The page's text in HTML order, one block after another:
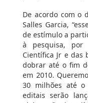
De acordo com o
Salles Garcia,
de estímulo a
à pesquisa, por
Científica Jr e das
dobrar até o fim
em 2010.
30 milhões até o
editais serão